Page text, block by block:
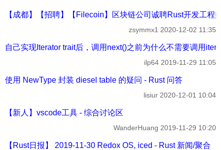
【成都】【招聘】【Filecoin】区块链公司诚聘Rust开发工程
zsymmx1 2020-12-02 11:35
自己实现Iterator trait后，调用next()之前为什么不需要调用
ilp64 2019-11-29 11:05
使用 NewType 封装 diesel table 的疑问 - Rust 问答
lisiur 2020-12-01 10:04
【新人】vscode工具 - 综合讨论区
WanderHuang 2019-11-29 10:20
【Rust日报】 2019-11-30 Redox OS, iced - Rust 新闻/聚合